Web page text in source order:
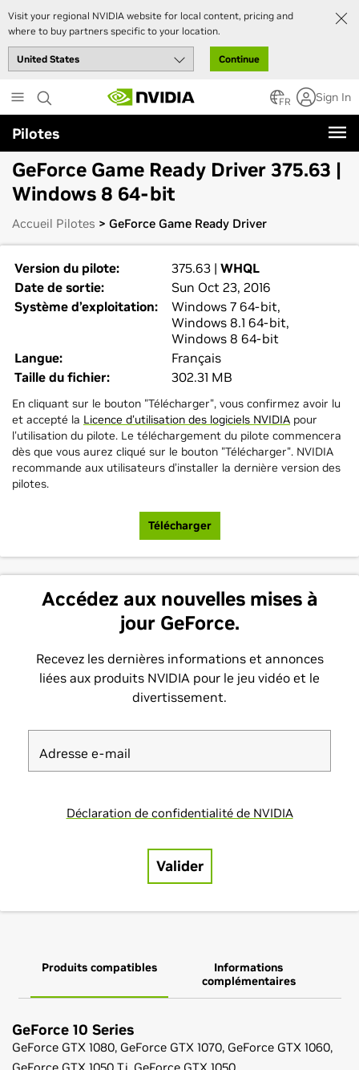
Visit your regional NVIDIA website for local content, pricing and
where to buy partners specific to your location.
Continue
to
main
content
FR Sign In
Pilotes
GeForce Game Ready Driver 375.63 |
Windows 8 64-bit
Accueil Pilotes > GeForce Game Ready Driver
Version du pilote: 375.63 | WHQL
Date de sortie:
Sun Oct 23, 2016
Système d’exploitation:
Windows 7 64-bit,
Windows 8.1 64-bit,
Windows 8 64-bit
Langue:
Français
Taille du fichier:
302.31 MB
En cliquant sur le bouton "Télécharger", vous confirmez avoir lu
et accepté la Licence d'utilisation des logiciels NVIDIA pour
l'utilisation du pilote. Le téléchargement du pilote commencera
dès que vous aurez cliqué sur le bouton "Télécharger". NVIDIA
recommande aux utilisateurs d’installer la dernière version des
pilotes.
Télécharger
Produits compatibles
Informations
complémentaires
GeForce 10 Series
GeForce GTX 1080, GeForce GTX 1070, GeForce GTX 1060,